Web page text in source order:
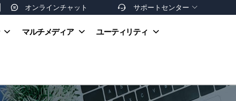
オンラインチャット  サポートセンター 
お支払い方法
友達を紹介
マルチメディア ユーティリティ